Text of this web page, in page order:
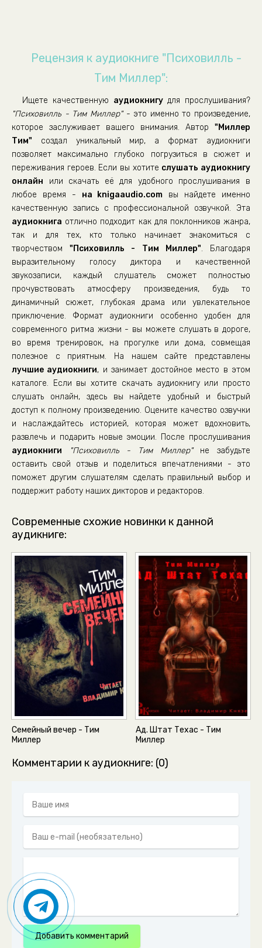
Рецензия к аудиокниге "Психовилль -
Тим Миллер":
Ищете качественную аудиокнигудля прослушивания?
"Психовилль - Тим Миллер"- это именно то произведение,
которое заслуживает вашего внимания. Автор "Миллер
Тим" создал уникальный мир, а формат аудиокниги
позволяет максимально глубоко погрузиться в сюжет и
переживания героев. Если вы хотите слушать аудиокнигу
онлайн или скачать её для удобного прослушивания в
любое время - на knigaaudio.com вы найдете именно
качественную запись с профессиональной озвучкой. Эта
аудиокнига отлично подходит как для поклонников жанра,
так и для тех, кто только начинает знакомиться с
творчеством"Психовилль - Тим Миллер". Благодаря
выразительному голосу диктора и качественной
звукозаписи, каждый слушатель сможет полностью
прочувствовать атмосферу произведения, будь то
динамичный сюжет, глубокая драма или увлекательное
приключение. Формат аудиокниги особенно удобен для
современного ритма жизни - вы можете слушать в дороге,
во время тренировок, на прогулке или дома, совмещая
полезное с приятным. На нашем сайте представлены
лучшие аудиокниги, и занимает достойное место в этом
каталоге. Если вы хотите скачать аудиокнигу или просто
слушать онлайн, здесь вы найдете удобный и быстрый
доступ к полному произведению. Оцените качество озвучки
и наслаждайтесь историей, которая может вдохновить,
развлечь и подарить новые эмоции. После прослушивания
аудиокниги
"Психовилль - Тим Миллер"не забудьте
оставить свой отзыв и поделиться впечатлениями - это
поможет другим слушателям сделать правильный выбор и
поддержит работу наших дикторов и редакторов.
Современные схожие новинки к данной
аудикниге:
Семейный вечер - Тим
Миллер
Ад. Штат Техас - Тим
Миллер
Комментарии к аудиокниге: (0)
Добавить комментарий